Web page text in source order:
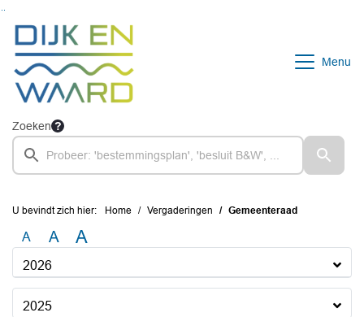
Menu
Zoeken
U bevindt zich hier: Home Vergaderingen Gemeenteraad
A A A
2026
2025